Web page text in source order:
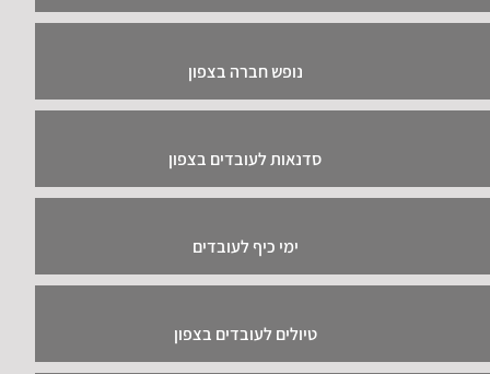
נופש חברה בצפון
סדנאות לעובדים בצפון
ימי כיף לעובדים
טיולים לעובדים בצפון